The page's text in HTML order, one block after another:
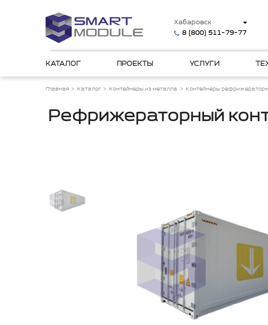
Хабаровск
8 (800) 511-79-77
КАТАЛОГ ПРОЕКТЫ УСЛУГИ
Главная Каталог Контейнеры из металла Контейнеры
Рефрижераторный